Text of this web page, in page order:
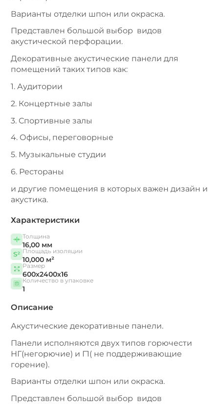
Варианты отделки шпон или окраска.
Представлен большой выбор видов
акустической перфорации.
Декоративные акустические панели для
помещений таких типов как:
1. Аудитории
2. Концертные залы
3. Спортивные залы
4. Офисы, переговорные
5. Музыкальные студии
6. Рестораны
и другие помещения в которых важен дизайн и
акустика.
Характеристики
Толщина
16,00 мм
Площадь изоляции
10,000 м²
Размер
600х2400х16
Количество в упаковке
1
Описание
Акустические декоративные панели.
Панели исполняются двух типов горючести
НГ(негорючие) и Г1( не поддерживающие
горение).
Варианты отделки шпон или окраска.
Представлен большой выбор видов